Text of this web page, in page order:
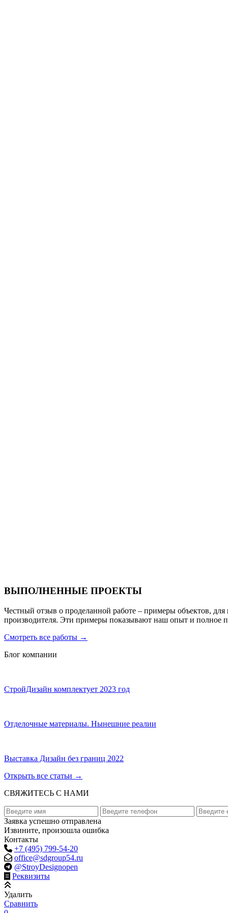
ВЫПОЛНЕННЫЕ ПРОЕКТЫ
Честный отзыв о проделанной работе – примеры объектов,
производителя. Эти примеры показывают наш опыт и полное
Смотреть все работы →
Блог компании
СтройДизайн комплектует 2023 год
Отделочные материалы. Нынешние реалии
Выставка Дизайн без границ 2022
Открыть все статьи →
СВЯЖИТЕСЬ С НАМИ
Заявка успешно отправлена
Извините, произошла ошибка
Контакты
+7 (495) 799-54-20
office@sdgroup54.ru
@StroyDesignopen
Реквизиты
Удалить
Сравнить